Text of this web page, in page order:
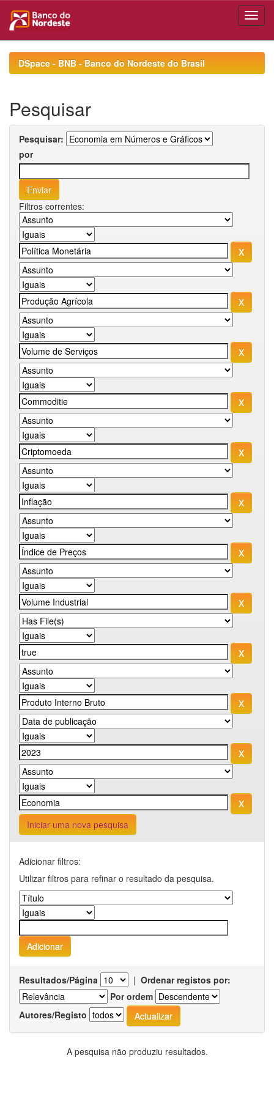
navigationDSpace - BNB - Banco do Nordeste do Brasil
Pesquisar
Pesquisar:
por
Filtros correntes:
Iniciar uma nova pesquisa
Adicionar filtros:
Utilizar filtros para refinar o resultado da pesquisa.
Resultados/Página | Ordenar registos por:
Por ordem
Autores/Registo
A pesquisa não produziu resultados.